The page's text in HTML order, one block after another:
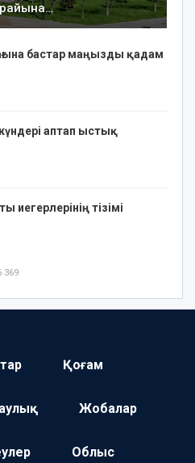
бастар маңызды қадам
аптап ыстық
иегерлерінің тізімі
369
Қоғам
Жобалар
Облыс